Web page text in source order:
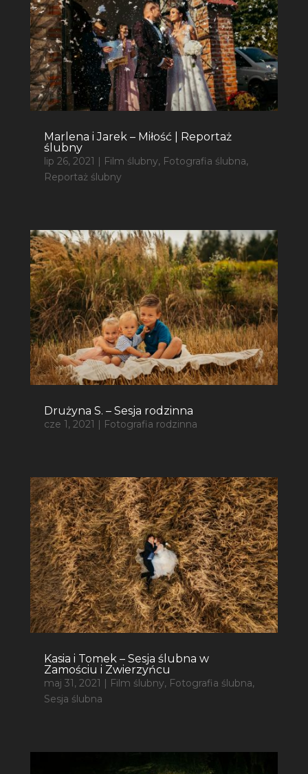
Marlena i Jarek – Miłość | Reportaż
ślubny
lip 26, 2021 | Film ślubny, Fotografia ślubna,
Reportaż ślubny
Drużyna S. – Sesja rodzinna
cze 1, 2021 | Fotografia rodzinna
Kasia i Tomek – Sesja ślubna w
Zamościu i Zwierzyńcu
maj 31, 2021 | Film ślubny, Fotografia ślubna,
Sesja ślubna